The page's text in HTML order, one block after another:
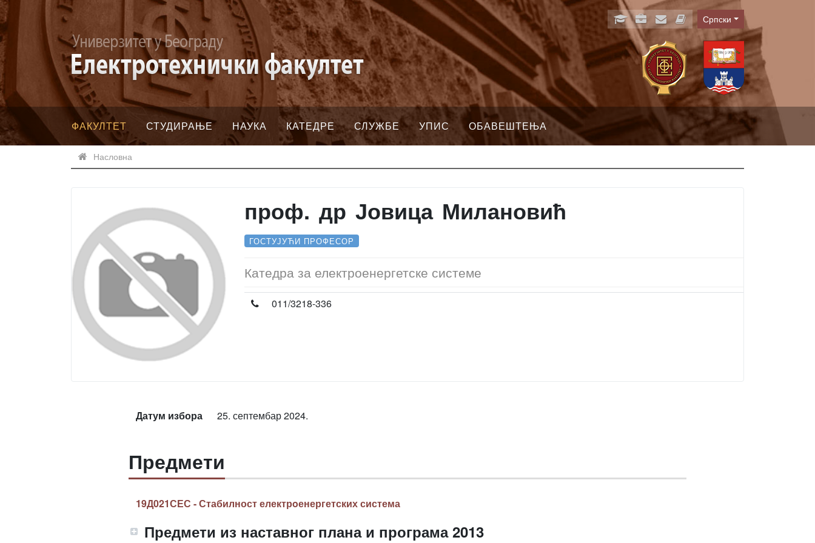
Language
Српски
ФАКУЛТЕТ СТУДИРАЊЕ НАУКА КАТЕДРЕ СЛУЖБЕ УПИС ОБАВЕШТЕЊА
Насловна
проф. др Јовица Милановић
ГОСТУЈУЋИ ПРОФЕСОР
Катедра за електроенергетске системе
011/3218-336
Датум избора 25. септембар 2024.
Предмети
19Д021СЕС - Стабилност електрoенергетских система
Предмети из наставног плана и програма 2013